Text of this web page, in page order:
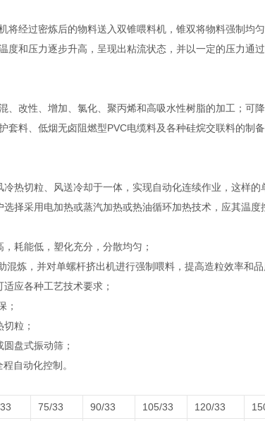
将经过密炼后的物料送入双锥喂料机，锥双将物料强制均
度和压力逐步升高，呈现出粘流状态，并以一定的压力通
、改性、增加、氯化、聚丙烯和高吸水性树脂的加工；可
套料、低烟无卤阻燃型PVC电缆料及各种硅烷交联料的制
热切粒、风送冷却于一体，实现自动化连续作业，这样的
择采用电加热或蒸汽加热或热油循环加热技术，应其温
耗能低，塑化充分，分散均匀；
炼，并对单螺杆挤出机进行强制喂料，提高造粒效率和品
应各种工艺技术要求；
；
粒；
盘式振动筛；
自动化控制。
75/33 90/33 105/33 120/33